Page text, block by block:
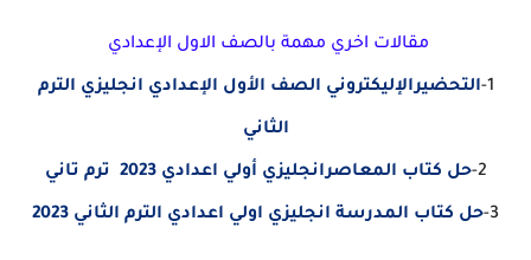
مقالات اخري مهمة بالصف الاول الإعدادي
1- التحضيرالإليكتروني الصف الأول الإعدادي انجليزي الترم
الثاني
2- حل كتاب المعاصرانجليزي أولي اعدادي 2023 ترم تاني
3- حل كتاب المدرسة انجليزي اولي اعدادي الترم الثاني 2023